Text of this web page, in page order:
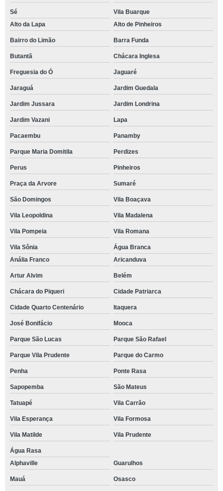
Sé
Vila Buarque
Alto da Lapa
Alto de Pinheiros
Bairro do Limão Barra Funda
Butantã Chácara Inglesa
Freguesia do Ó Jaguaré
Jaraguá Jardim Guedala
Jardim Jussara Jardim Londrina
Jardim Vazani Lapa
Pacaembu Panamby
Parque Maria Domitila Perdizes
Perus Pinheiros
Praça da Arvore Sumaré
São Domingos Vila Boaçava
Vila Leopoldina Vila Madalena
Vila Pompeia Vila Romana
Vila Sônia
Água Branca
Anália Franco
Aricanduva
Artur Alvim Belém
Chácara do Piqueri Cidade Patriarca
Cidade Quarto Centenário Itaquera
José Bonifácio Mooca
Parque São Lucas Parque São Rafael
Parque Vila Prudente Parque do Carmo
Penha Ponte Rasa
Sapopemba São Mateus
Tatuapé Vila Carrão
Vila Esperança Vila Formosa
Vila Matilde Vila Prudente
Água Rasa
Alphaville
Guarulhos
Mauá Osasco